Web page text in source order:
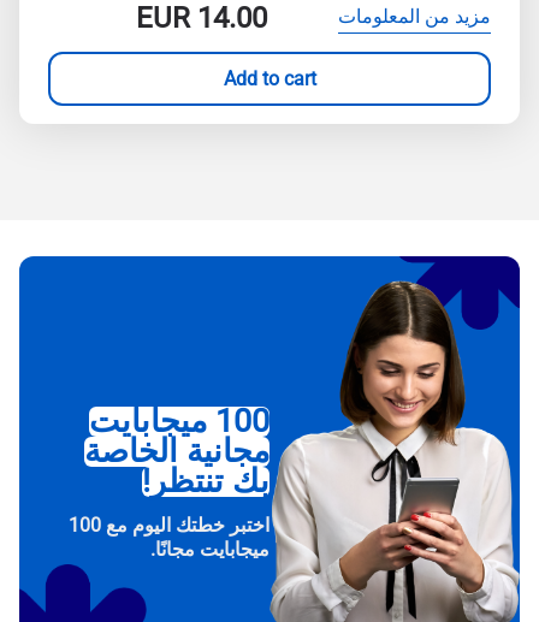
مزيد من المعلومات EUR14.00
Add to cart
100 ميجابايت
مجانية الخاصة
بك تنتظر!
اختبر خطتك اليوم مع 100
ميجابايت مجانًا.